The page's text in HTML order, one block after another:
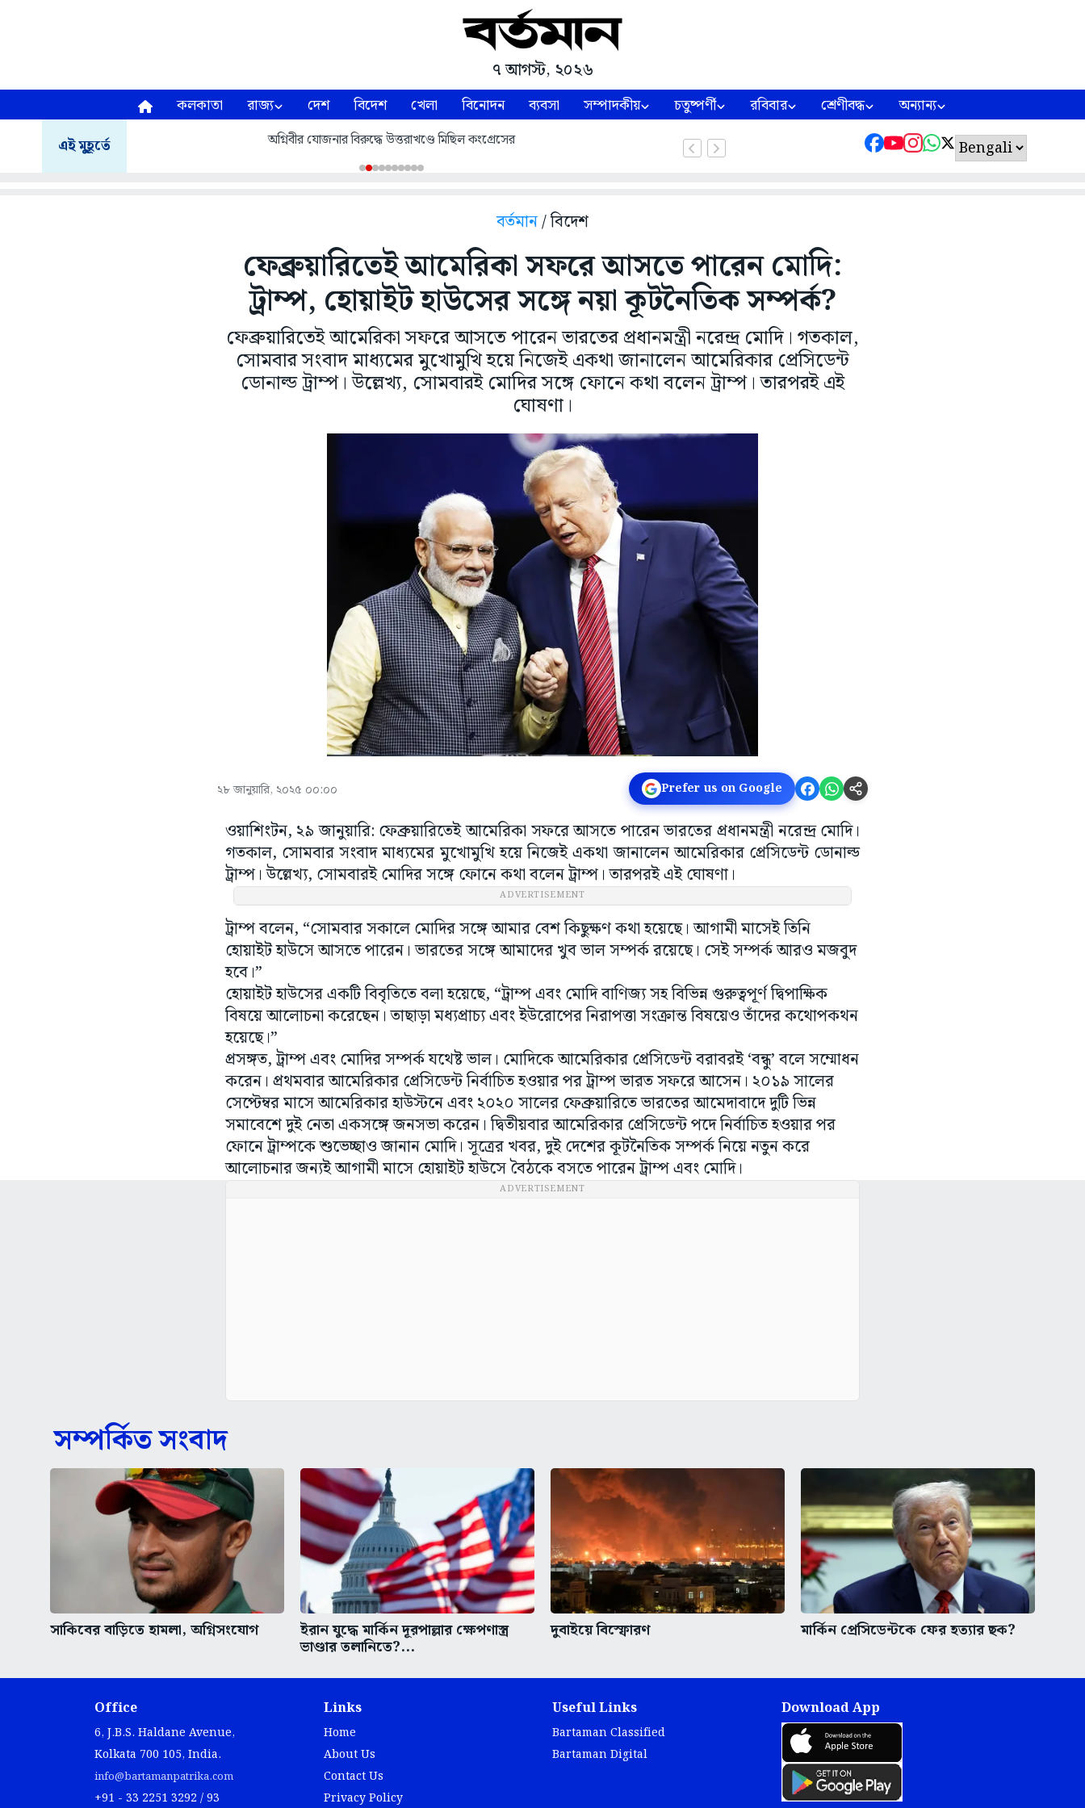
৭ আগস্ট, ২০২৬
কলকাতা রাজ্য দেশ বিদেশ খেলা বিনোদন ব্যবসা সম্পাদকীয় চতুষ্পর্ণী রবিবার শ্রেণীবদ্ধ অন্যান্য
এই মুহূর্তে অগ্নিবীর যোজনার বিরুদ্ধে উত্তরাখণ্ডে মিছিল কংগ্রেসের
বর্তমান/ বিদেশ
ফেব্রুয়ারিতেই আমেরিকা সফরে আসতে পারেন মোদি:
ট্রাম্প, হোয়াইট হাউসের সঙ্গে নয়া কূটনৈতিক সম্পর্ক?
ফেব্রুয়ারিতেই আমেরিকা সফরে আসতে পারেন ভারতের প্রধানমন্ত্রী নরেন্দ্র মোদি। গতকাল,
সোমবার সংবাদ মাধ্যমের মুখোমুখি হয়ে নিজেই একথা জানালেন আমেরিকার প্রেসিডেন্ট
ডোনাল্ড ট্রাম্প। উল্লেখ্য, সোমবারই মোদির সঙ্গে ফোনে কথা বলেন ট্রাম্প। তারপরই এই
ঘোষণা।
২৮ জানুয়ারি, ২০২৫ ০০:০০ Prefer us on Google
ওয়াশিংটন, ২৯ জানুয়ারি: ফেব্রুয়ারিতেই আমেরিকা সফরে আসতে পারেন ভারতের প্রধানমন্ত্রী নরেন্দ্র মোদি।
গতকাল, সোমবার সংবাদ মাধ্যমের মুখোমুখি হয়ে নিজেই একথা জানালেন আমেরিকার প্রেসিডেন্ট ডোনাল্ড
ট্রাম্প। উল্লেখ্য, সোমবারই মোদির সঙ্গে ফোনে কথা বলেন ট্রাম্প। তারপরই এই ঘোষণা।
ADVERTISEMENT
ট্রাম্প বলেন, “সোমবার সকালে মোদির সঙ্গে আমার বেশ কিছুক্ষণ কথা হয়েছে। আগামী মাসেই তিনি
হোয়াইট হাউসে আসতে পারেন। ভারতের সঙ্গে আমাদের খুব ভাল সম্পর্ক রয়েছে। সেই সম্পর্ক আরও মজবুদ
হবে।”
হোয়াইট হাউসের একটি বিবৃতিতে বলা হয়েছে, “ট্রাম্প এবং মোদি বাণিজ্য সহ বিভিন্ন গুরুত্বপূর্ণ দ্বিপাক্ষিক
বিষয়ে আলোচনা করেছেন। তাছাড়া মধ্যপ্রাচ্য এবং ইউরোপের নিরাপত্তা সংক্রান্ত বিষয়েও তাঁদের কথোপকথন
হয়েছে।”
প্রসঙ্গত, ট্রাম্প এবং মোদির সম্পর্ক যথেষ্ট ভাল। মোদিকে আমেরিকার প্রেসিডেন্ট বরাবরই ‘বন্ধু’ বলে সম্মোধন
করেন। প্রথমবার আমেরিকার প্রেসিডেন্ট নির্বাচিত হওয়ার পর ট্রাম্প ভারত সফরে আসেন। ২০১৯ সালের
সেপ্টেম্বর মাসে আমেরিকার হাউস্টনে এবং ২০২০ সালের ফেব্রুয়ারিতে ভারতের আমেদাবাদে দুটি ভিন্ন
সমাবেশে দুই নেতা একসঙ্গে জনসভা করেন। দ্বিতীয়বার আমেরিকার প্রেসিডেন্ট পদে নির্বাচিত হওয়ার পর
ফোনে ট্রাম্পকে শুভেচ্ছাও জানান মোদি। সূত্রের খবর, দুই দেশের কূটনৈতিক সম্পর্ক নিয়ে নতুন করে
আলোচনার জন্যই আগামী মাসে হোয়াইট হাউসে বৈঠকে বসতে পারেন ট্রাম্প এবং মোদি।
ADVERTISEMENT
সম্পর্কিত সংবাদ
সাকিবের বাড়িতে হামলা, অগ্নিসংযোগ ইরান যুদ্ধে মার্কিন দূরপাল্লার ক্ষেপণাস্ত্র
ভাণ্ডার তলানিতে?...
দুবাইয়ে বিস্ফোরণ মার্কিন প্রেসিডেন্টকে ফের হত্যার ছক?
Office
6, J.B.S. Haldane Avenue,
Kolkata 700 105, India.
info@bartamanpatrika.com
+91 - 33 2251 3292 / 93
Links
Home
About Us
Contact Us
Privacy Policy
Useful Links
Bartaman Classified
Bartaman Digital
Download App